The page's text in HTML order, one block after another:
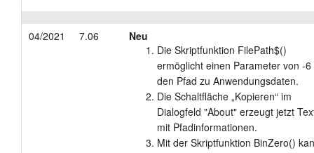
04/2021 7.06
Neu
Die Skriptfunktion FilePath$()
ermöglicht einen Parameter von -6
den Pfad zu Anwendungsdaten.
Die Schaltfläche „Kopieren“ im
Dialogfeld "About" erzeugt jetzt
mit Pfadinformationen.
Mit der Skriptfunktion BinZero()